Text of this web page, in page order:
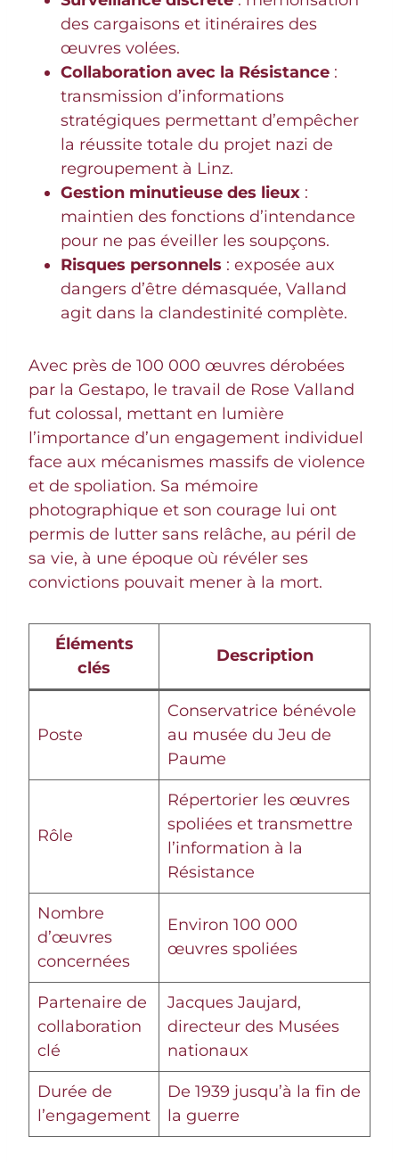
des cargaisons et itinéraires des
œuvres volées.
Collaboration avec la Résistance :
transmission d’informations
stratégiques permettant d’empêcher
la réussite totale du projet nazi de
regroupement à Linz.
Gestion minutieuse des lieux :
maintien des fonctions d’intendance
pour ne pas éveiller les soupçons.
Risques personnels : exposée aux
dangers d’être démasquée, Valland
agit dans la clandestinité complète.
Avec près de 100 000 œuvres dérobées
par la Gestapo, le travail de Rose Valland
fut colossal, mettant en lumière
l’importance d’un engagement individuel
face aux mécanismes massifs de violence
et de spoliation. Sa mémoire
photographique et son courage lui ont
permis de lutter sans relâche, au péril de
sa vie, à une époque où révéler ses
convictions pouvait mener à la mort.
Éléments
clés
Description
Poste
Conservatrice bénévole
au musée du Jeu de
Paume
Rôle
Répertorier les œuvres
spoliées et transmettre
l’information à la
Résistance
Nombre
d’œuvres
concernées
Environ 100 000
œuvres spoliées
Partenaire de
collaboration
clé
Jacques Jaujard,
directeur des Musées
nationaux
Durée de
l’engagement
De 1939 jusqu’à la fin de
la guerre